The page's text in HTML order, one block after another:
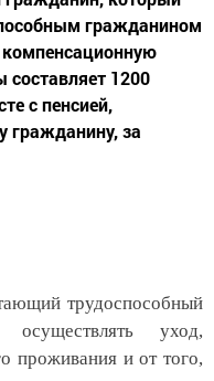
гражданином
1200
с пенсией,
гражданину, за
трудоспособный
уход,
проживания и от того,